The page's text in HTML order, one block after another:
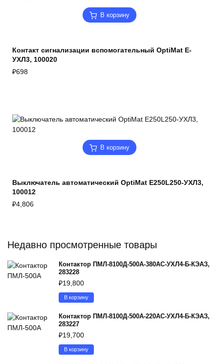
В корзину
Контакт сигнализации вспомогательный OptiMat E-
УХЛ3, 100020
₽698
В корзину
Выключатель автоматический OptiMat E250L250-УХЛ3,
100012
₽4,806
Недавно просмотренные товары
Контактор ПМЛ-8100Д-500А-380AC-УХЛ4-Б-КЭАЗ,
283228
₽19,800
В корзину
Контактор ПМЛ-8100Д-500А-220AC-УХЛ4-Б-КЭАЗ,
283227
₽19,700
В корзину